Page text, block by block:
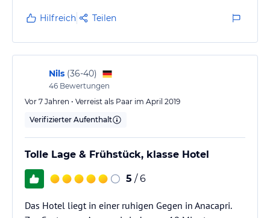
Hilfreich Teilen
Nils (36-40)
46 Bewertungen
Vor 7 Jahren • Verreist als Paar im April 2019
Verifizierter Aufenthalt
Tolle Lage & Frühstück, klasse Hotel
5 / 6
Das Hotel liegt in einer ruhigen Gegen in Anacapri.